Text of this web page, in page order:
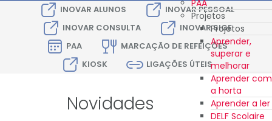
PAA
Projetos
Projetos
Aprender,
superar e
melhorar
Aprender com
a horta
Aprender a ler
DELF Scolaire
INOVAR ALUNOS
INOVAR PESSOAL
INOVAR CONSULTA
INOVAR SIGE
PAA
MARCAÇÃO DE REFEIÇÕES
KIOSK
LIGAÇÕES ÚTEIS
Novidades